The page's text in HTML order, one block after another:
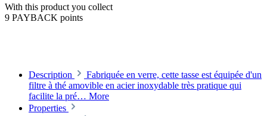
With this product you collect
9 PAYBACK points
Description
Fabriquée en verre, cette tasse est équipée d'un
filtre à thé amovible en acier inoxydable très pratique qui
facilite la pré… More
Properties